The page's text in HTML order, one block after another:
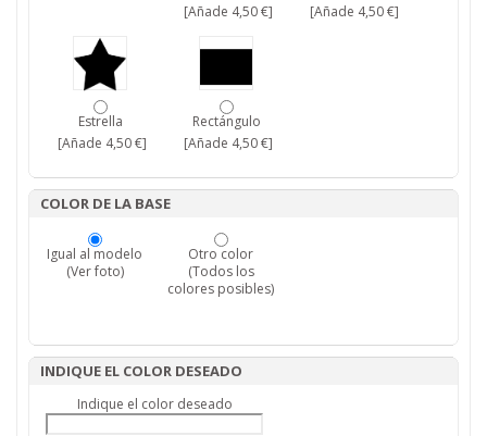
[Añade 4,50 €]
[Añade 4,50 €]
Estrella
[Añade 4,50 €]
Rectángulo
[Añade 4,50 €]
COLOR DE LA BASE
Igual al modelo
(Ver foto)
Otro color
(Todos los
colores posibles)
INDIQUE EL COLOR DESEADO
Indique el color deseado